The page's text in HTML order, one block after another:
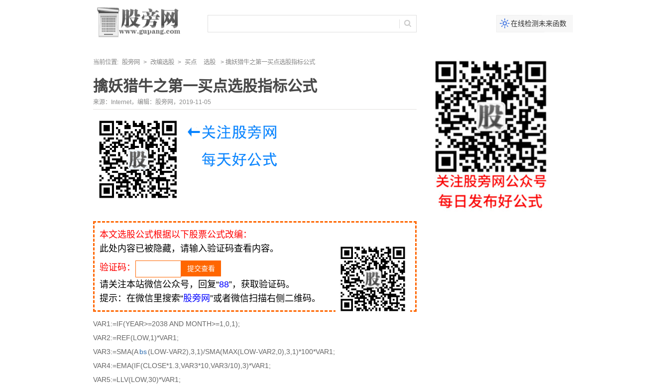
在线检测未来函数
当前位置: 股旁网 > 改编选股 > 买点 选股 > 擒妖猎牛之第一买点选股指标公式
擒妖猎牛之第一买点选股指标公式
来源：Internet，编辑：股旁网，2019-11-05
本文选股公式根据以下股票公式改编：
此处内容已被隐藏，请输入验证码查看内容。
验证码：
请关注本站微信公众号，回复“88”，获取验证码。
提示：在微信里搜索“股旁网”或者微信扫描右侧二维码。
VAR1:=IF(YEAR>=2038 AND MONTH>=1,0,1);
VAR2:=REF(LOW,1)*VAR1;
VAR3:=SMA(Abs(LOW-VAR2),3,1)/SMA(MAX(LOW-VAR2,0),3,1)*100*VAR1;
VAR4:=EMA(IF(CLOSE*1.3,VAR3*10,VAR3/10),3)*VAR1;
VAR5:=LLV(LOW,30)*VAR1;